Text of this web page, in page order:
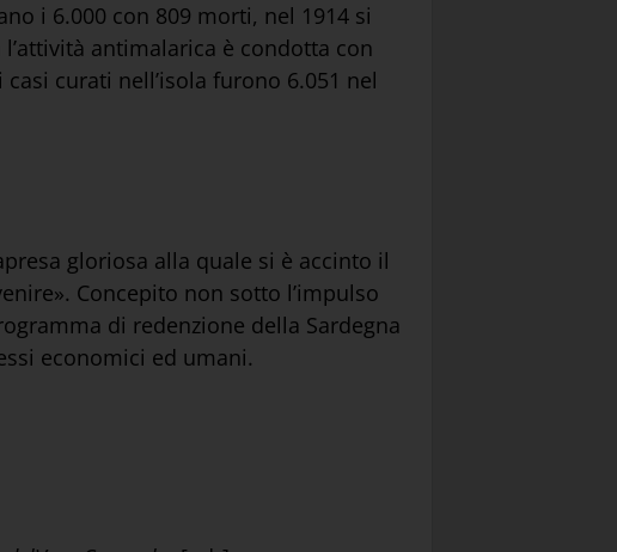
i 6.000 con 809 morti, nel 1914 si
antimalarica è condotta con
curati nell’isola furono 6.051 nel
gloriosa alla quale si è accinto il
Concepito non sotto l’impulso
di redenzione della Sardegna
economici ed umani.